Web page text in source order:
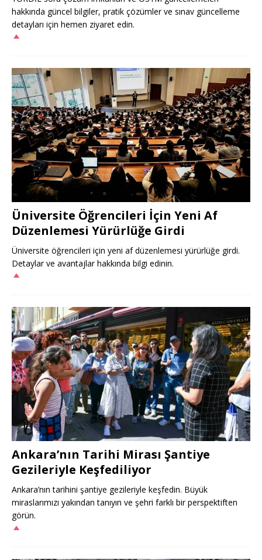
hakkında güncel bilgiler, pratik çözümler ve sınav güncelleme
detayları için hemen ziyaret edin.
Üniversite Öğrencileri İçin Yeni Af
Düzenlemesi Yürürlüğe Girdi
Üniversite öğrencileri için yeni af düzenlemesi yürürlüğe girdi.
Detaylar ve avantajlar hakkında bilgi edinin.
Ankara’nın Tarihi Mirası Şantiye
Gezileriyle Keşfediliyor
Ankara’nın tarihini şantiye gezileriyle keşfedin. Büyük
miraslarımızı yakından tanıyın ve şehri farklı bir perspektiften
görün.